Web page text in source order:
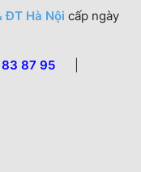
ĐT Hà Nội cấp ngày
87 95